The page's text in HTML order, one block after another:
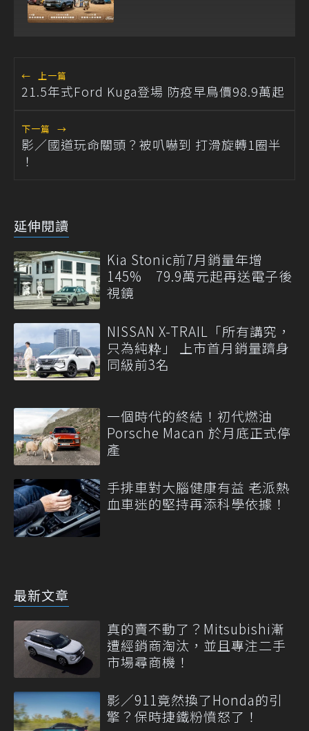
← 上一篇
21.5年式Ford Kuga登場 防疫早鳥價98.9萬起
下一篇 →
影／國道玩命關頭？被叭嚇到 打滑旋轉1圈半
！
延伸閱讀
Kia Stonic前7月銷量年增
145% 79.9萬元起再送電子後
視鏡
NISSAN X-TRAIL「所有講究，
只為純粋」 上市首月銷量躋身
同級前3名
一個時代的終結！初代燃油
Porsche Macan 於月底正式停
產
手排車對大腦健康有益 老派熱
血車迷的堅持再添科學依據！
最新文章
真的賣不動了？Mitsubishi漸
遭經銷商淘汰，並且專注二手
市場尋商機！
影／911竟然換了Honda的引
擎？保時捷鐵粉憤怒了！